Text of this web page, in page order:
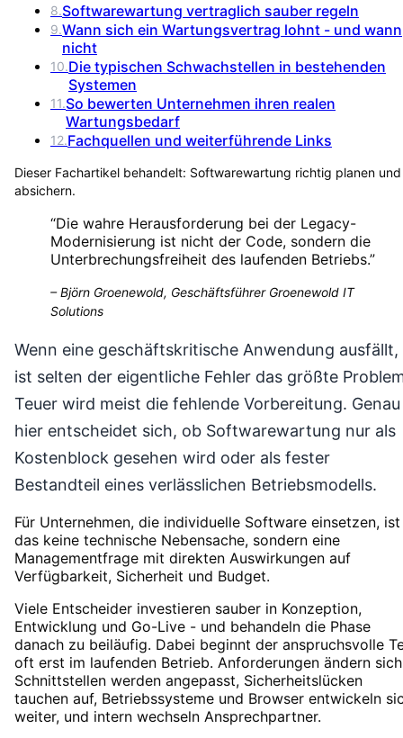
8.Softwarewartung vertraglich sauber regeln
9.Wann sich ein Wartungsvertrag lohnt - und wann
nicht
10.Die typischen Schwachstellen in bestehenden
Systemen
11.So bewerten Unternehmen ihren realen
Wartungsbedarf
12.Fachquellen und weiterführende Links
Dieser Fachartikel behandelt: Softwarewartung richtig planen und
absichern.
“Die wahre Herausforderung bei der Legacy-
Modernisierung ist nicht der Code, sondern die
Unterbrechungsfreiheit des laufenden Betriebs.”
–Björn Groenewold, Geschäftsführer Groenewold IT
Solutions
Wenn eine geschäftskritische Anwendung ausfällt,
ist selten der eigentliche Fehler das größte
Teuer wird meist die fehlende Vorbereitung. Genau
hier entscheidet sich, ob Softwarewartung nur als
Kostenblock gesehen wird oder als fester
Bestandteil eines verlässlichen Betriebsmodells.
Für Unternehmen, die individuelle Software einsetzen, ist
das keine technische Nebensache, sondern eine
Managementfrage mit direkten Auswirkungen auf
Verfügbarkeit, Sicherheit und Budget.
Viele Entscheider investieren sauber in Konzeption,
Entwicklung und Go-Live - und behandeln die Phase
danach zu beiläufig. Dabei beginnt der anspruchsvolle
oft erst im laufenden Betrieb. Anforderungen ändern
Schnittstellen werden angepasst, Sicherheitslücken
tauchen auf, Betriebssysteme und Browser entwickeln
weiter, und intern wechseln Ansprechpartner.